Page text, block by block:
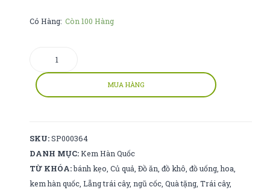
Có Hàng: Còn 100 Hàng
số
lượng
MUA HÀNG
SKU: SP000364
DANH MỤC: Kem Hàn Quốc
TỪ KHÓA: bánh kẹo ,Củ quả ,Đồ ăn ,đồ khô ,đồ uống ,hoa
kem hàn quốc ,Lẵng trái cây,ngũ cốc ,Quà tặng ,Trái cây,